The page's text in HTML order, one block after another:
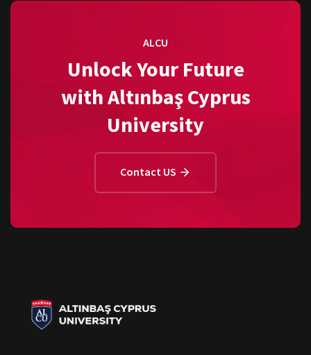
ALCU
Unlock Your Future
with Altınbaş Cyprus
University
Contact US